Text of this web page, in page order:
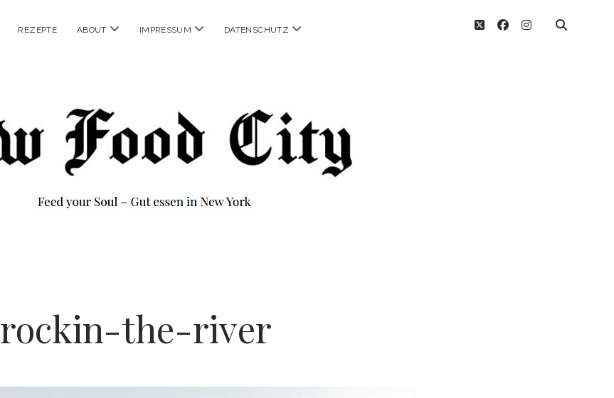
REZEPTE ABOUT Menü
IMPRESSUM Menü
DATENSCHUTZ Menü
twitterfacebook
instagram
rockin-the-river